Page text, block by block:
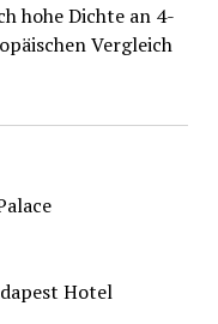
hohe Dichte an 4-
Vergleich
Hotel